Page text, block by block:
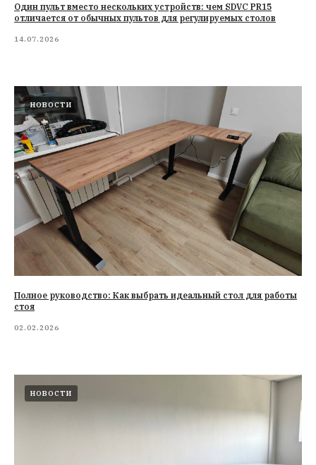
Один пульт вместо нескольких устройств: чем SDVC PR15
отличается от обычных пультов для регулируемых столов
14.07.2026
НОВОСТИ
Полное руководство: Как выбрать идеальный стол для работы
стоя
02.02.2026
НОВОСТИ